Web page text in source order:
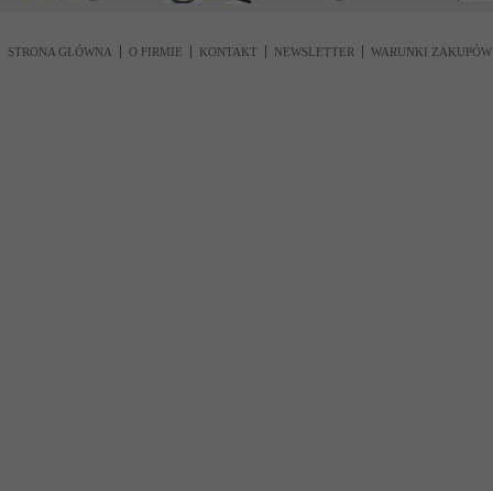
STRONA GŁÓWNA O FIRMIE KONTAKT NEWSLETTER WARUNKI ZAKUPÓW